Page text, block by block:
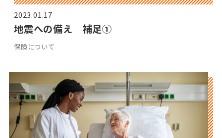
2023.01.17
地震への備え 補足①
保険について